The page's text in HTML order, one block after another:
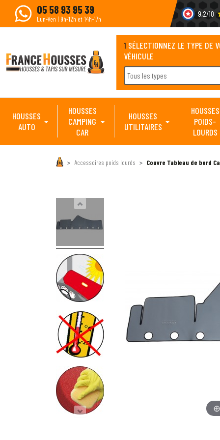
05 58 93 95 39
Lun-Ven | 9h-12h et 14h-17h
9,2/10
1 SÉLECTIONNEZ LE TYPE DE
VÉHICULE
Tous les types
HOUSSES
AUTO
HOUSSES
CAMPING
CAR
HOUSSES
UTILITAIRES
HOUSSES
POIDS-
LOURDS
Accessoires poids lourds Couvre Tableau de bord